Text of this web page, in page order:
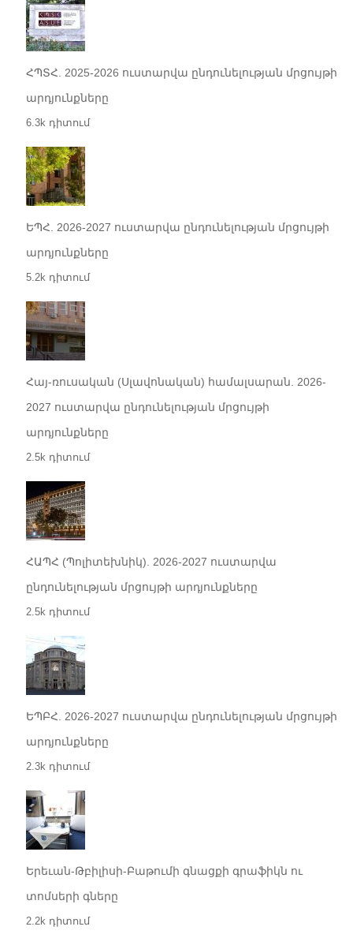
ՀՊՏՀ. 2025-2026 ուստարվա ընդունելության մրցույթի
արդյունքները
6.3k դիտում
ԵՊՀ. 2026-2027 ուստարվա ընդունելության մրցույթի
արդյունքները
5.2k դիտում
Հայ-ռուսական (Սլավոնական) համալսարան. 2026-
2027 ուստարվա ընդունելության մրցույթի
արդյունքները
2.5k դիտում
ՀԱՊՀ (Պոլիտեխնիկ). 2026-2027 ուստարվա
ընդունելության մրցույթի արդյունքները
2.5k դիտում
ԵՊԲՀ. 2026-2027 ուստարվա ընդունելության մրցույթի
արդյունքները
2.3k դիտում
Երեւան-Թբիլիսի-Բաթումի գնացքի գրաֆիկն ու
տոմսերի գները
2.2k դիտում